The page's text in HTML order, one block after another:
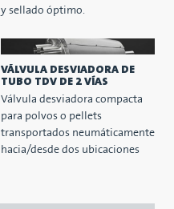
y sellado óptimo.
VÁLVULA DESVIADORA DE
TUBO TDV DE 2 VÍAS
Válvula desviadora compacta
para polvos o pellets
transportados neumáticamente
hacia/desde dos ubicaciones